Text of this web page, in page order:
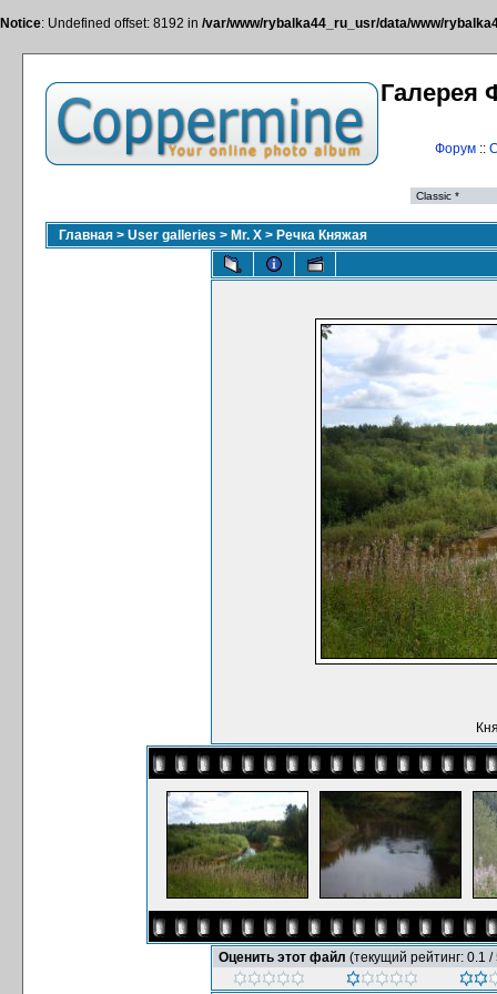
Notice: Undefined offset: 8192 in /var/www/rybalka44_ru_usr/data/www/
Галерея
Форум::
Главная > User galleries > Mr. X > Речка Княжая
Оценить этот файл (текущий рейтинг: 0.1 /